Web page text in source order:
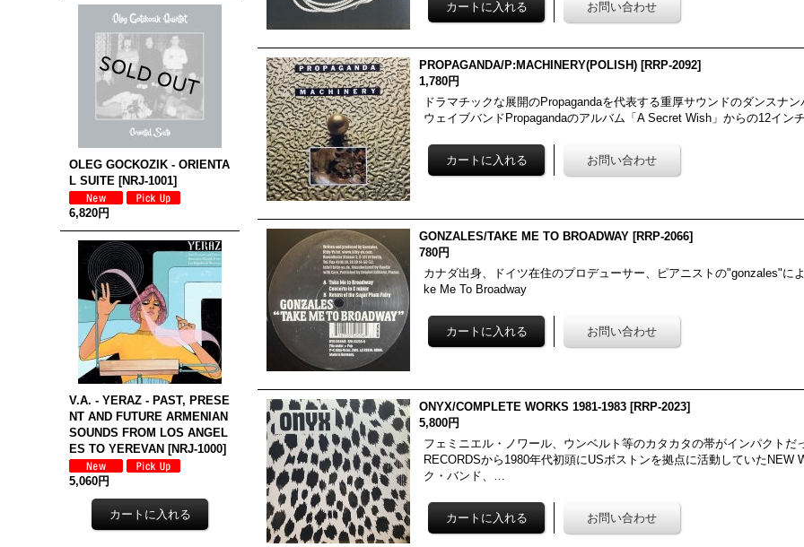
OLEG GOCKOZIK - ORIENTA
L SUITE [NRJ-1001]
6,820円
V.A. - YERAZ - PAST, PRESE
NT AND FUTURE ARMENIAN
SOUNDS FROM LOS ANGEL
ES TO YEREVAN [NRJ-1000]
5,060円
PROPAGANDA/P:MACHINERY(POLISH) [RRP-2092]
1,780円
ドラマチックな展開のPropagandaを代表する重厚サウンドのダンスナ
ウェイブバンドPropagandaのアルバム「A Secret Wish」からの12イン
GONZALES/TAKE ME TO BROADWAY [RRP-2066]
780円
カナダ出身、ドイツ在住のプロデューサー、ピアニストの"gonzales"に
ke Me To Broadway
ONYX/COMPLETE WORKS 1981-1983 [RRP-2023]
5,800円
フェミニエル・ノワール、ウンベルト等のカタカタの帯がインパクトだ
RECORDSから1980年代初頭にUSボストンを拠点に活動していたNEW
ク・バンド、…